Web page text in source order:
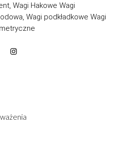
Wagi Hakowe Wagi
Wagi podkładkowe Wagi